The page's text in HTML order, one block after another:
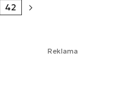
42
Reklama